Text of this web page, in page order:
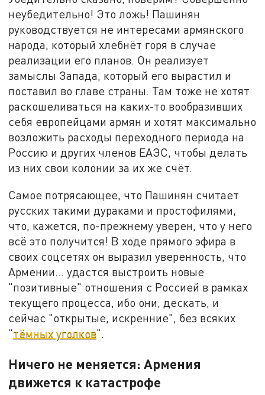
неубедительно! Это ложь! Пашинян
руководствуется не интересами армянского
народа, который хлебнёт горя в случае
реализации его планов. Он реализует
замыслы Запада, который его вырастил и
поставил во главе страны. Там тоже не хотят
раскошеливаться на каких-то вообразивших
себя европейцами армян и хотят максимально
возложить расходы переходного периода на
Россию и других членов ЕАЭС, чтобы делать
из них свои колонии за их же счёт.
Самое потрясающее, что Пашинян считает
русских такими дураками и простофилями,
что, кажется, по-прежнему уверен, что у него
всё это получится! В ходе прямого эфира в
своих соцсетях он выразил уверенность, что
Армении… удастся выстроить новые
"позитивные" отношения с Россией в рамках
текущего процесса, ибо они, дескать, и
сейчас "открытые, искренние", без всяких
"тёмных уголков".
Ничего не меняется: Армения
движется к катастрофе